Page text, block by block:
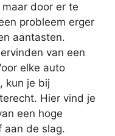
door er te
probleem erger
aantasten.
van een
elke auto
kun je bij
Hier vind je
een hoge
aan de slag.